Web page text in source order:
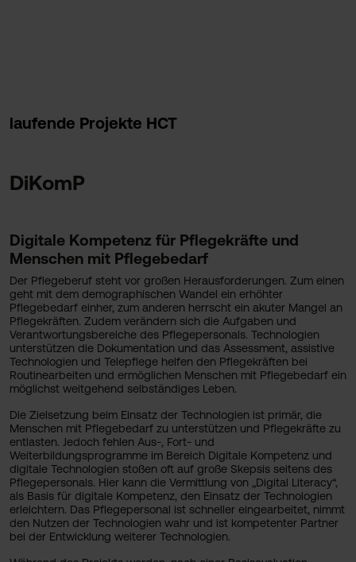
laufende Projekte HCT
DiKomP
Digitale Kompetenz für Pflegekräfte und
Menschen mit Pflegebedarf
Der Pflegeberuf steht vor großen Herausforderungen. Zum einen
geht mit dem demographischen Wandel ein erhöhter
Pflegebedarf einher, zum anderen herrscht ein akuter Mangel an
Pflegekräften. Zudem verändern sich die Aufgaben und
Verantwortungsbereiche des Pflegepersonals. Technologien
unterstützen die Dokumentation und das Assessment, assistive
Technologien und Telepflege helfen den Pflegekräften bei
Routinearbeiten und ermöglichen Menschen mit Pflegebedarf ein
möglichst weitgehend selbständiges Leben.
Die Zielsetzung beim Einsatz der Technologien ist primär, die
Menschen mit Pflegebedarf zu unterstützen und Pflegekräfte zu
entlasten. Jedoch fehlen Aus-, Fort- und
Weiterbildungsprogramme im Bereich Digitale Kompetenz und
digitale Technologien stoßen oft auf große Skepsis seitens des
Pflegepersonals. Hier kann die Vermittlung von „Digital Literacy“,
als Basis für digitale Kompetenz, den Einsatz der Technologien
erleichtern. Das Pflegepersonal ist schneller eingearbeitet, nimmt
den Nutzen der Technologien wahr und ist kompetenter Partner
bei der Entwicklung weiterer Technologien.